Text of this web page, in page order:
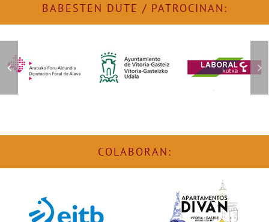
BABESTEN DUTE / PATROCINAN:
COLABORAN: